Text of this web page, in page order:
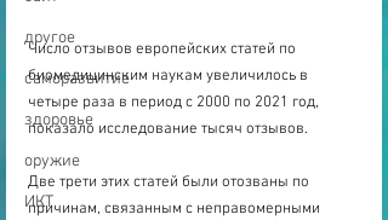
другое
саморазвитие
здоровье
оружие
ИКТ
Число отзывов европейских статей по
биомедицинским наукам увеличилось в
четыре раза в период с 2000 по 2021 год,
показало исследование тысяч отзывов.
Две трети этих статей были отозваны по
причинам, связанным с неправомерными